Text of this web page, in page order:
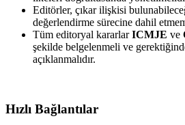
Editörler, çıkar ilişkisi
değerlendirme sürecine dahil
Tüm editoryal kararlarICMJE ve
şekilde belgelenmeli ve
açıklanmalıdır.
Hızlı Bağlantılar